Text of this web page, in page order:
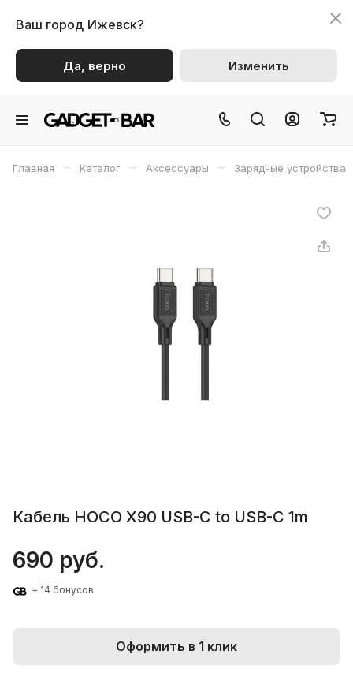
Ваш город Ижевск?
Да, верно Изменить
Главная – Каталог – Аксессуары – Зарядные устройства
Кабель HOCO X90 USB-C to USB-C 1m
690 руб.
+ 14 бонусов
Оформить в 1 клик